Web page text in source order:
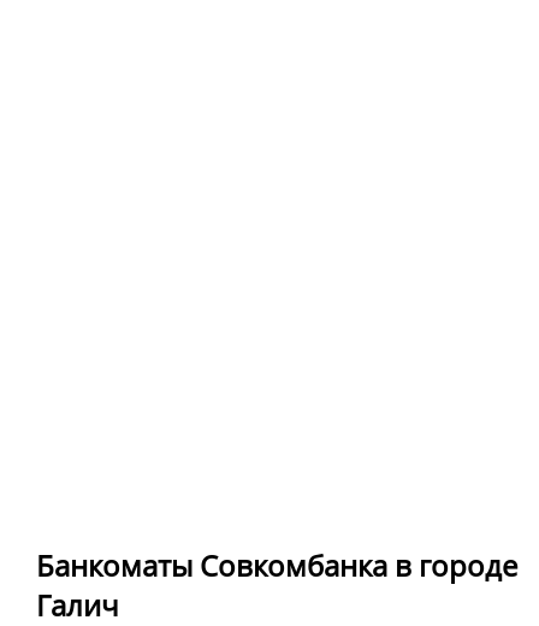
Банкоматы Совкомбанка в городе
Галич